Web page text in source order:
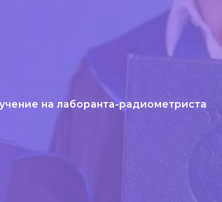
на лаборанта-радиометриста